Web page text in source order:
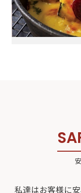
私達はお客様に